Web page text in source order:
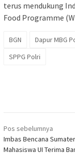
terus mendukung
Food Programme
BGN Dapur MBG
SPPG Polri
Navigasi
pos
Pos sebelumnya
Imbas Bencana
Mahasiswa UI Terima